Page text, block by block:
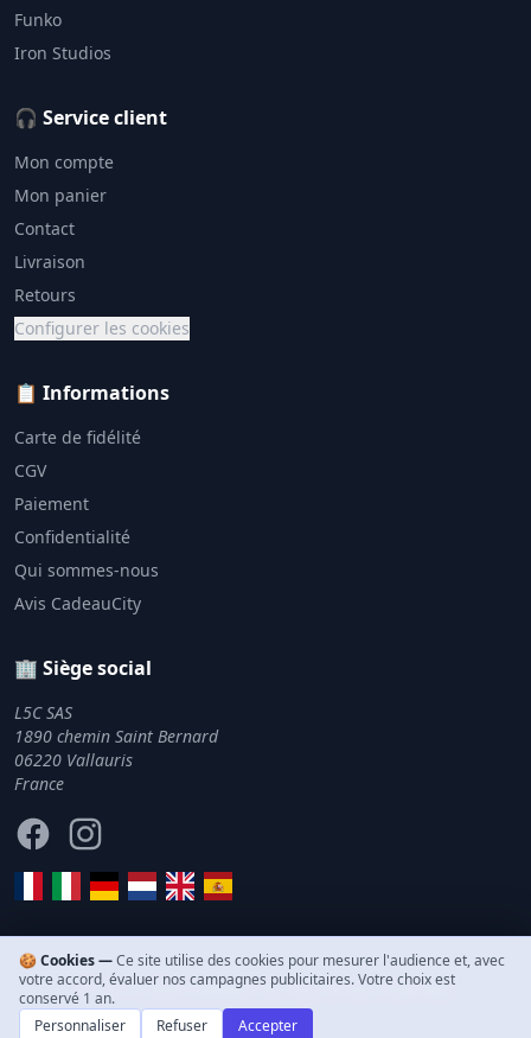
Funko
Iron Studios
🎧 Service client
Mon compte
Mon panier
Contact
Livraison
Retours
Configurer les cookies
📋 Informations
Carte de fidélité
CGV
Paiement
Confidentialité
Qui sommes-nous
Avis CadeauCity
🏢 Siège social
L5C SAS
1890 chemin Saint Bernard
06220 Vallauris
France
FacebookInstagram
© 2011–2026 CadeauCity. Tous droits réservés.
🍪 Cookies —Ce site utilise des cookies pour mesurer l'audience et, avec
votre accord, évaluer nos campagnes publicitaires. Votre choix est
conservé 1 an.
Personnaliser
Refuser Accepter